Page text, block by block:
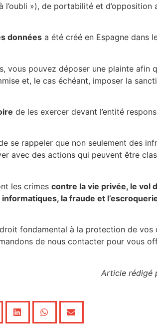
l’oubli »), de portabilité et d’opposition
données a été créé en Espagne dans
pouvez déposer une plainte afin
et, le cas échéant, imposer la
de les exercer devant l’entité
se rappeler que non seulement des
avec des actions qui peuvent être
les crimes contre la vie privée, le vol
la fraude et
fondamental à la protection de vos
de nous contacter pour vous
Article rédigé